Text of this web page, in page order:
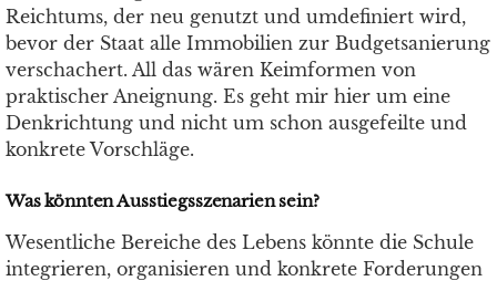
Reichtums, der neu genutzt und umdefiniert wird,
bevor der Staat alle Immobilien zur Budgetsanierung
verschachert. All das wären Keimformen von
praktischer Aneignung. Es geht mir hier um eine
Denkrichtung und nicht um schon ausgefeilte und
konkrete Vorschläge.
Was könnten Ausstiegsszenarien sein?
Wesentliche Bereiche des Lebens könnte die Schule
integrieren, organisieren und konkrete Forderungen